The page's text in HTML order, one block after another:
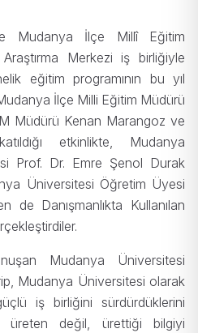
Mudanya İlçe Millî Eğitim
Merkezi iş birliğiyle
eğitim programının bu yıl
İlçe Milli Eğitim Müdürü
Müdürü Kenan Marangoz ve
etkinlikte, Mudanya
Prof. Dr. Emre Şenol Durak
Üniversitesi Öğretim Üyesi
de Danışmanlıkta Kullanılan
Mudanya Üniversitesi
Mudanya Üniversitesi olarak
iş birliğini sürdürdüklerini
üreten değil, ürettiği bilgiyi